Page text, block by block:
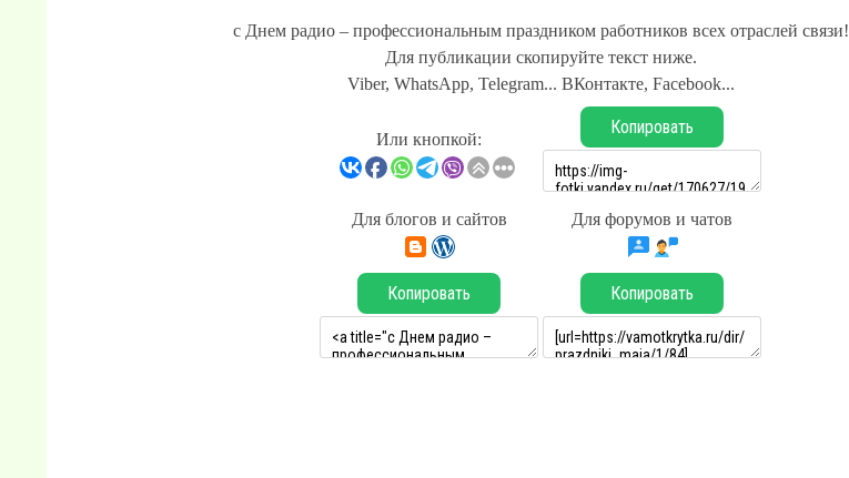
с Днем радио – профессиональным праздником работников всех отраслей связи!
Для публикации скопируйте текст ниже.
Viber, WhatsApp, Telegram... ВКонтакте, Facebook...
Или кнопкой:
Копировать
Для блогов и сайтов Для форумов и чатов
Копировать Копировать